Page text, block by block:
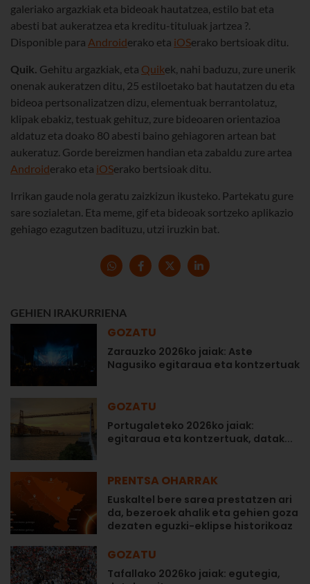
galeriako argazkiak eta bideoak hautatzea, estilo bat eta
abesti bat aukeratzea eta kreditu-tituluak jartzea ?.
Disponible para Androiderako eta iOSerako bertsioak ditu.
Quik. Gehitu argazkiak, eta Quikek, nahi baduzu, zure unerik
onenak aukeratzen ditu, 25 estiloetako bat hautatzen du eta
bideoa pertsonalizatzen dizu, elementuak berrantolatuz,
klipak ebakiz, testuak gehituz, zure bideoaren orientazioa
aldatuz eta doako 80 abesti baino gehiagoren artean bat
aukeratuz. Gorde bereizmen handian eta zabaldu zure artea
Androiderako eta iOSerako bertsioak ditu.
Irrikan gaude nola geratu zaizkizun ikusteko. Partekatu gure
sare sozialetan. Eta meme, gif eta bideoak sortzeko aplikazio
gehiago ezagutzen badituzu, utzi iruzkin bat.
GEHIEN IRAKURRIENA
GOZATU
Zarauzko 2026ko jaiak: Aste
Nagusiko egitaraua eta kontzertuak
GOZATU
Portugaleteko 2026ko jaiak:
egitaraua eta kontzertuak, datak...
PRENTSA OHARRAK
Euskaltel bere sarea prestatzen ari
da, bezeroek ahalik eta gehien goza
dezaten eguzki-eklipse historikoaz
GOZATU
Tafallako 2026ko jaiak: egutegia,